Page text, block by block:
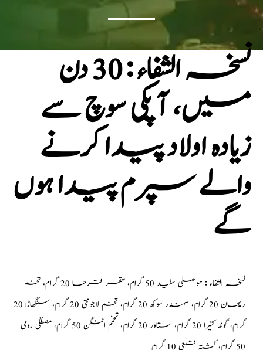
نسخہ الشفاء : 30 دن
میں، آپکی سوچ سے
زیادہ اولاد پیدا کرنے
والے سپرم پیدا ہوں
گے
نسخہ الشفاء : موصلی سفید 50 گرام، عقر قرحا 20 گرام، تخم
ریحان 20 گرام، سمندر سوکھ 20 گرام، تخم لاجونتی 20 گرام، سنگھاڑا 20
گرام، گوند کتیرا 20 گرام، ستاور 20 گرام، تخمم اٹنگن 50 گرام، مصطگی رومی
50 گرام، کشتہ قلعی 10 گرام